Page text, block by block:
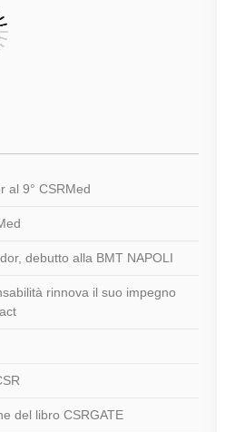
al 9° CSRMed
debutto alla BMT NAPOLI
rinnova il suo impegno
del libro CSRGATE